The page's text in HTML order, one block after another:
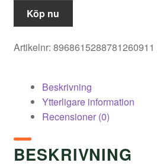
Köp nu
Artikelnr: 8968615288781260911
Beskrivning
Ytterligare information
Recensioner (0)
BESKRIVNING